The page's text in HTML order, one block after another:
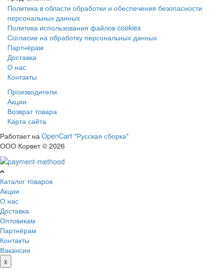
Политика в области обработки и обеспечения безопасности
персональных данных
Политика использования файлов cookies
Согласие на обработку персональных данных
Партнёрам
Доставка
О нас
Контакты
Производители
Акции
Возврат товара
Карта сайта
Работает на OpenCart "Русская сборка"
ООО Корвет © 2026
Каталог товаров
Акции
О нас
Доставка
Оптовикам
Партнёрам
Контакты
Вакансии
x